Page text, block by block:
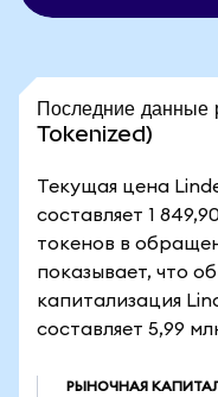
Последние
Tokenized)
Текущая цена
составляет 1
токенов в
показывает, что
капитализация
составляет 5,99
РЫНОЧНАЯ